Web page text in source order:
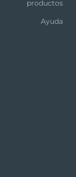
productos
Ayuda